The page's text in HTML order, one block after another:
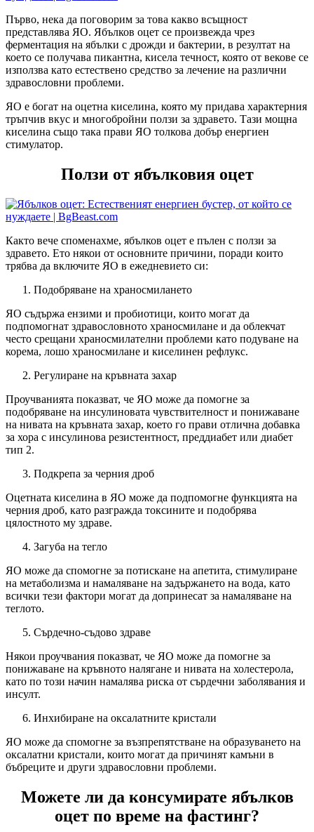
Първо, нека да поговорим за това какво всъщност
представлява ЯО. Ябълков оцет се произвежда чрез
ферментация на ябълки с дрожди и бактерии, в резултат на
което се получава пикантна, кисела течност, която от векове се
използва като естествено средство за лечение на различни
здравословни проблеми.
ЯО е богат на оцетна киселина, която му придава характерния
тръпчив вкус и многобройни ползи за здравето. Тази мощна
киселина също така прави ЯО толкова добър енергиен
стимулатор.
Ползи от ябълковия оцет
Както вече споменахме, ябълков оцет е пълен с ползи за
здравето. Ето някои от основните причини, поради които
трябва да включите ЯО в ежедневието си:
Подобряване на храносмилането
ЯО съдържа ензими и пробиотици, които могат да
подпомогнат здравословното храносмилане и да облекчат
често срещани храносмилателни проблеми като подуване на
корема, лошо храносмилане и киселинен рефлукс.
Регулиране на кръвната захар
Проучванията показват, че ЯО може да помогне за
подобряване на инсулиновата чувствителност и понижаване
на нивата на кръвната захар, което го прави отлична добавка
за хора с инсулинова резистентност, преддиабет или диабет
тип 2.
Подкрепа за черния дроб
Оцетната киселина в ЯО може да подпомогне функцията на
черния дроб, като разгражда токсините и подобрява
цялостното му здраве.
Загуба на тегло
ЯО може да спомогне за потискане на апетита, стимулиране
на метаболизма и намаляване на задържането на вода, като
всички тези фактори могат да допринесат за намаляване на
теглото.
Сърдечно-съдово здраве
Някои проучвания показват, че ЯО може да помогне за
понижаване на кръвното налягане и нивата на холестерола,
като по този начин намалява риска от сърдечни заболявания и
инсулт.
Инхибиране на оксалатните кристали
ЯО може да спомогне за възпрепятстване на образуването на
оксалатни кристали, които могат да причинят камъни в
бъбреците и други здравословни проблеми.
Можете ли да консумирате ябълков
оцет по време на фастинг?